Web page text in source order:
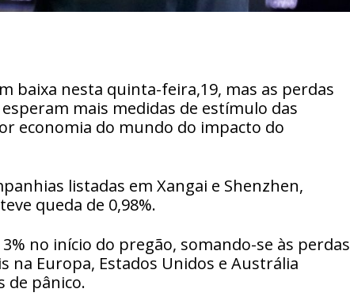
baixa nesta quinta-feira,19, mas as perdas
mais medidas de estímulo das
economia do mundo do impacto do
listadas em Xangai e Shenzhen,
queda de 0,98%.
no início do pregão, somando-se às perdas
na Europa, Estados Unidos e Austrália
de pânico.